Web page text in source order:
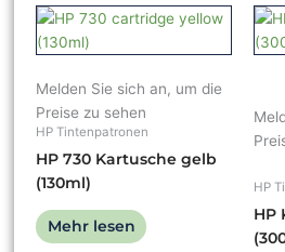
Melden Sie sich an, um die
Preise zu sehen
HP Tintenpatronen
HP 730 Kartusche gelb
(130ml)
Mehr lesen
HP
HP